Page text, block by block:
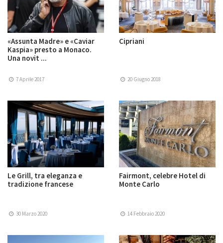
«Assunta Madre» e «Caviar
Kaspia» presto a Monaco.
Una novit ...
7 Aprile 2017
Cipriani
20 Giugno 2018
Le Grill, tra eleganza e
tradizione francese
30 Marzo 2020
Fairmont, celebre Hotel di
Monte Carlo
14 Febbraio 2020